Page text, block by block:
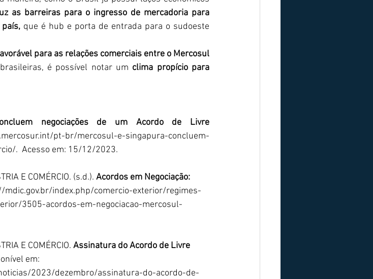
as barreiras para o ingresso de mercadoria para
que é hub e porta de entrada para o sudoeste
para as relações comerciais entre o Mercosul
é possível notar um clima propício para
negociações de um Acordo de Livre
pt-br/mercosul-e-singapura-concluem-
.  Acesso em: 15/12/2023.
E COMÉRCIO. (s.d.). Acordos em Negociação:
mdic.gov.br/index.php/comercio-exterior/regimes-
3505-acordos-em-negociacao-mercosul-
E COMÉRCIO. Assinatura do Acordo de Livre
em:
2023/dezembro/assinatura-do-acordo-de-